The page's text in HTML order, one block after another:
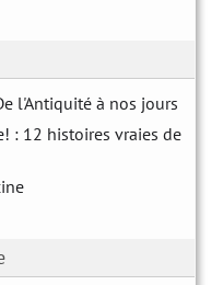
l'Antiquité à nos jours
: 12 histoires vraies de